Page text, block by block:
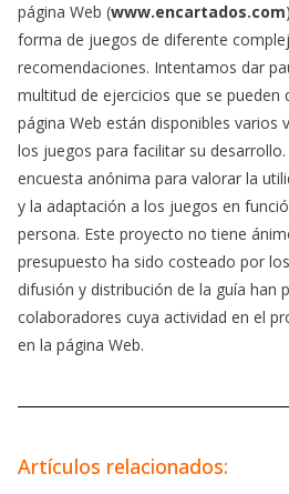
página Web (www.encartados.com
forma de juegos de diferente
recomendaciones. Intentamos dar
multitud de ejercicios que se pueden
página Web están disponibles varios
los juegos para facilitar su
encuesta anónima para valorar la
y la adaptación a los juegos en
persona. Este proyecto no tiene
presupuesto ha sido costeado por
difusión y distribución de la guía han
colaboradores cuya actividad en el
en la página Web.
Artículos relacionados: